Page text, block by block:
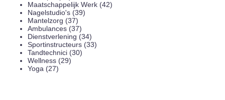
Maatschappelijk Werk (42)
Nagelstudio's (39)
Mantelzorg (37)
Ambulances (37)
Dienstverlening (34)
Sportinstructeurs (33)
Tandtechnici (30)
Wellness (29)
Yoga (27)